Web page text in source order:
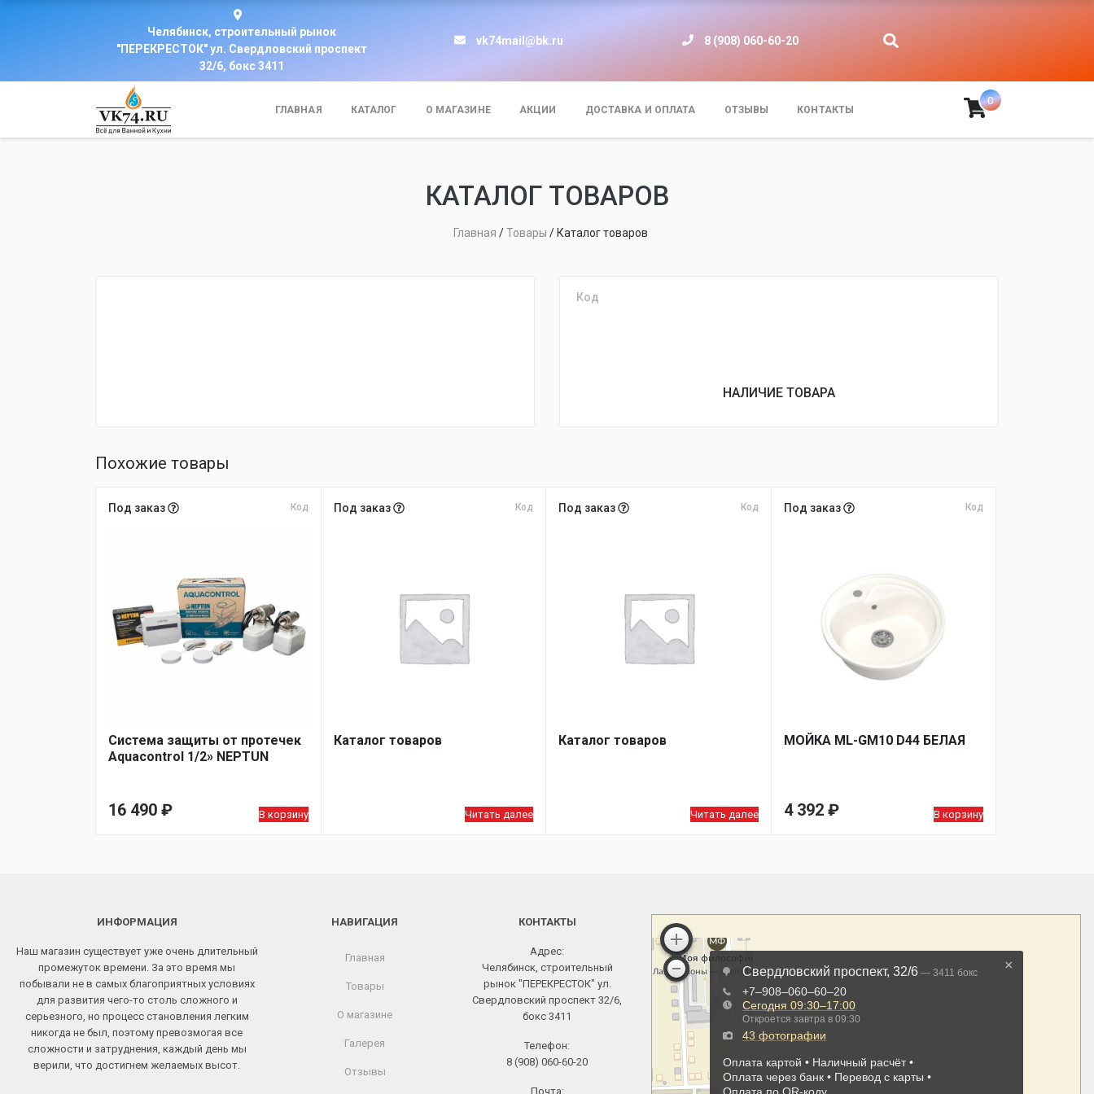
Челябинск, строительный рынок
"ПЕРЕКРЕСТОК" ул. Свердловский проспект
32/6, бокс 3411
vk74mail@bk.ru 8 (908) 060-60-20
ГЛАВНАЯ КАТАЛОГ О МАГАЗИНЕ АКЦИИ ДОСТАВКА И ОПЛАТА ОТЗЫВЫ КОНТАКТЫ
0
КАТАЛОГ ТОВАРОВ
Главная /Товары / Каталог товаров
Код
НАЛИЧИЕ ТОВАРА
Похожие товары
Под заказ Код
Система защиты от протечек
Aquacontrol 1/2» NEPTUN
16 490 ₽ В корзину
Под заказ Код
Каталог товаров
Читать далее
Под заказ Код
Каталог товаров
Читать далее
Под заказ Код
МОЙКA ML-GM10 D44 БЕЛАЯ
4 392 ₽ В корзину
ИНФОРМАЦИЯ
Наш магазин существует уже очень длительный
промежуток времени. За это время мы
побывали не в самых благоприятных условиях
для развития чего-то столь сложного и
серьезного, но процесс становления легким
никогда не был, поэтому превозмогая все
сложности и затруднения, каждый день мы
верили, что достигнем желаемых высот.
НАВИГАЦИЯ
Главная
Товары
О магазине
Галерея
Отзывы
КОНТАКТЫ
Адрес:
Челябинск, строительный
рынок "ПЕРЕКРЕСТОК" ул.
Свердловский проспект 32/6,
бокс 3411
Телефон:
8 (908) 060-60-20
Почта: